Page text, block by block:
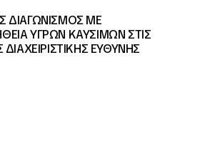
ΔΙΑΓΩΝΙΣΜΟΣ ΜΕ
ΥΓΡΩΝ ΚΑΥΣΙΜΩΝ ΣΤΙΣ
ΔΙΑΧΕΙΡΙΣΤΙΚΗΣ ΕΥΘΥΝΗΣ